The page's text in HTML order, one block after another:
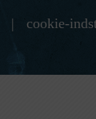
| cookie-